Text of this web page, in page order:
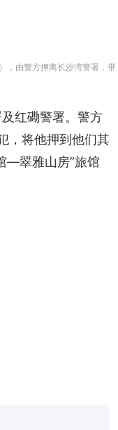
，由警方押离长沙湾警署，带
红磡警署。警方
，将他押到他们其
—翠雅山房”旅馆